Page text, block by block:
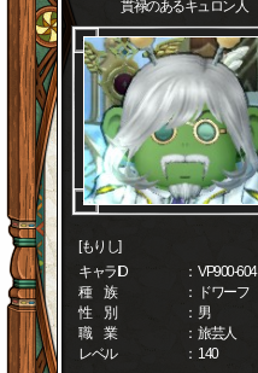
貫禄のあるキュロン人
[もりし]
キャラID
： VP900-604
種 族
： ドワーフ
性 別
： 男
職 業
： 旅芸人
レベル
： 140